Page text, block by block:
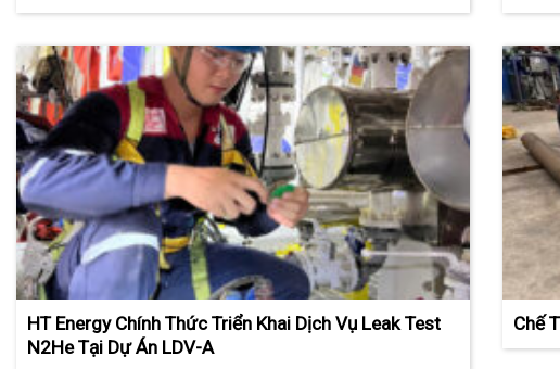
HT Energy Chính Thức Triển Khai Dịch Vụ Leak Test
N2He Tại Dự Án LDV-A
Chế